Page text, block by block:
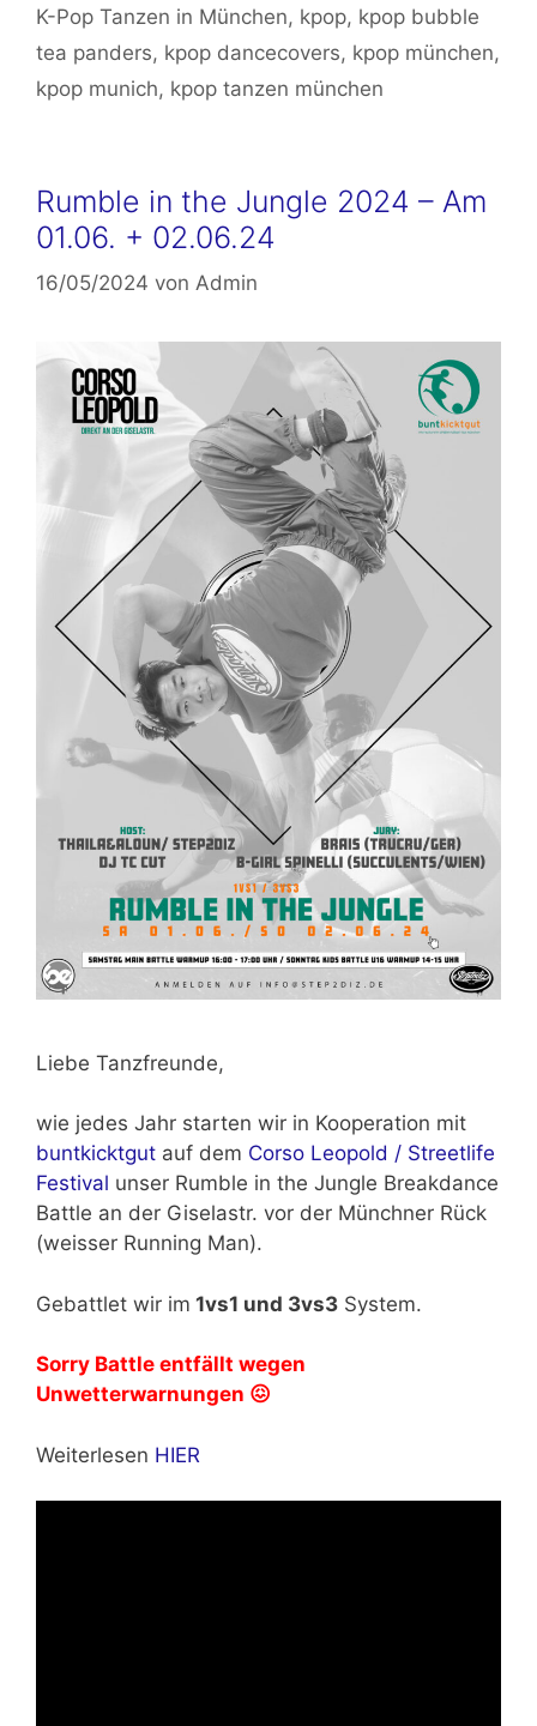
K-Pop Tanzen in München, kpop, kpop bubble
tea panders, kpop dancecovers, kpop münchen,
kpop munich, kpop tanzen münchen
Rumble in the Jungle 2024 – Am
01.06. + 02.06.24
16/05/2024 von Admin
Liebe Tanzfreunde,
wie jedes Jahr starten wir in Kooperation mit
buntkicktgut auf dem Corso Leopold / Streetlife
Festival unser Rumble in the Jungle Breakdance
Battle an der Giselastr. vor der Münchner Rück
(weisser Running Man).
Gebattlet wir im 1vs1 und 3vs3 System.
Sorry Battle entfällt wegen
Unwetterwarnungen 😖
Weiterlesen HIER